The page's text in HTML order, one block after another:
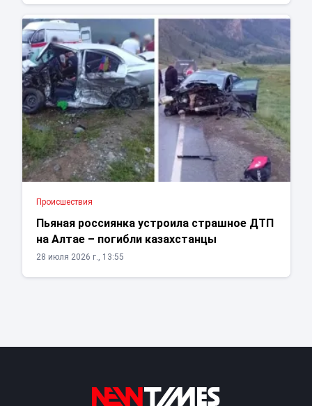
Проиcшествия
Пьяная россиянка устроила страшное ДТП
на Алтае – погибли казахстанцы
28 июля 2026 г., 13:55